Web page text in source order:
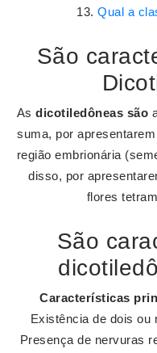
Qual a
São
Asdicotiledôneas são
suma, por
região embrionária
disso, por
flores
São
Características
Existência de dois ou
Presença de nervuras